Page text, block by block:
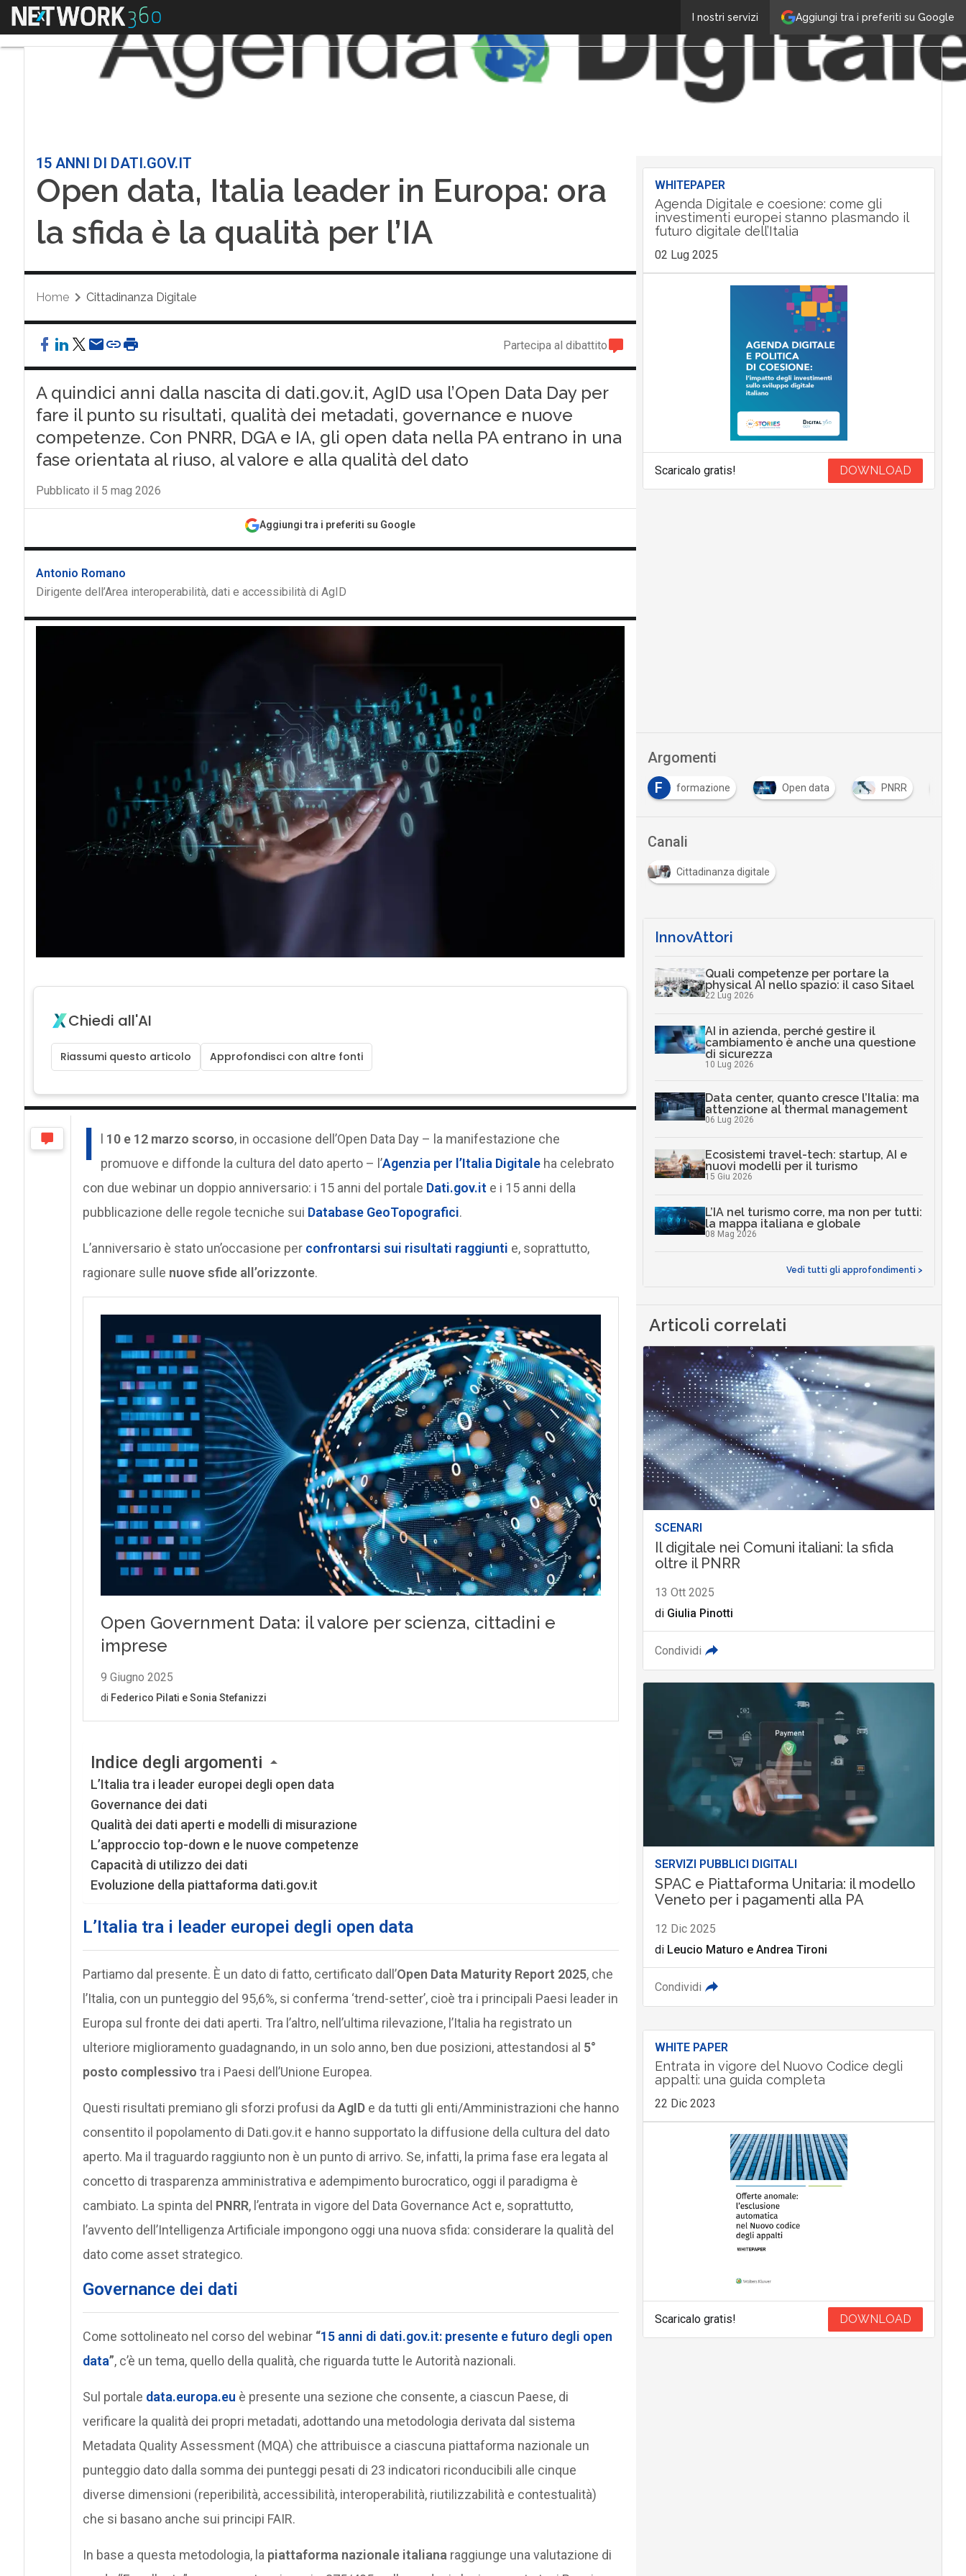
Aggiungi tra i preferiti su Google
I nostri servizi
Menu
15 ANNI DI DATI.GOV.IT
Open data, Italia leader in Europa: ora
la sfida è la qualità per l’IA
Home Cittadinanza Digitale
Partecipa al dibattito
A quindici anni dalla nascita di dati.gov.it, AgID usa l’Open Data Day per
fare il punto su risultati, qualità dei metadati, governance e nuove
competenze. Con PNRR, DGA e IA, gli open data nella PA entrano in una
fase orientata al riuso, al valore e alla qualità del dato
Pubblicato il 5 mag 2026
Aggiungi tra i preferiti su Google
Antonio Romano
Dirigente dell’Area interoperabilità, dati e accessibilità di AgID
Chiedi all'AI
Riassumi questo articolo Approfondisci con altre fonti
I l 10 e 12 marzo scorso, in occasione dell’Open Data Day – la manifestazione che
promuove e diffonde la cultura del dato aperto – l’Agenzia per l’Italia Digitaleha celebrato
con due webinar un doppio anniversario: i 15 anni del portale Dati.gov.it e i 15 anni della
pubblicazione delle regole tecniche sui Database GeoTopografici.
L’anniversario è stato un’occasione perconfrontarsi sui risultati raggiunti e, soprattutto,
ragionare sulle nuove sfide all’orizzonte.
Indice degli argomenti
L’Italia tra i leader europei degli open data
Governance dei dati
Qualità dei dati aperti e modelli di misurazione
L’approccio top-down e le nuove competenze
Capacità di utilizzo dei dati
Evoluzione della piattaforma dati.gov.it
L’Italia tra i leader europei degli open data
Partiamo dal presente. È un dato di fatto, certificato dall’Open Data Maturity Report 2025, che
l’Italia, con un punteggio del 95,6%, si conferma ‘trend-setter’, cioè tra i principali Paesi leader in
Europa sul fronte dei dati aperti. Tra l’altro, nell’ultima rilevazione, l’Italia ha registrato un
ulteriore miglioramento guadagnando, in un solo anno, ben due posizioni, attestandosi al 5°
posto complessivo tra i Paesi dell’Unione Europea.
Questi risultati premiano gli sforzi profusi da AgIDe da tutti gli enti/Amministrazioni che hanno
consentito il popolamento di Dati.gov.it e hanno supportato la diffusione della cultura del dato
aperto. Ma il traguardo raggiunto non è un punto di arrivo. Se, infatti, la prima fase era legata al
concetto di trasparenza amministrativa e adempimento burocratico, oggi il paradigma è
cambiato. La spinta del PNRR, l’entrata in vigore del Data Governance Act e, soprattutto,
l’avvento dell’Intelligenza Artificiale impongono oggi una nuova sfida: considerare la qualità del
dato come asset strategico.
Governance dei dati
Come sottolineato nel corso del webinar “15 anni di dati.gov.it: presente e futuro degli open
data”, c’è un tema, quello della qualità, che riguarda tutte le Autorità nazionali.
Sul portale data.europa.eu è presente una sezione che consente, a ciascun Paese, di
verificare la qualità dei propri metadati, adottando una metodologia derivata dal sistema
Metadata Quality Assessment (MQA) che attribuisce a ciascuna piattaforma nazionale un
punteggio dato dalla somma dei punteggi pesati di 23 indicatori riconducibili alle cinque
diverse dimensioni (reperibilità, accessibilità, interoperabilità, riutilizzabilità e contestualità)
che si basano anche sui principi FAIR.
In base a questa metodologia, la piattaforma nazionale italiana raggiunge una valutazione di
WHITEPAPER
Agenda Digitale e coesione: come gli
investimenti europei stanno plasmando il
futuro digitale dell’Italia
02 Lug 2025
Scaricalo gratis! DOWNLOAD
Argomenti
Agid Agenzia per l'Italia Digitale F formazione Open data PNRR
Canali
Cittadinanza digitale
InnovAttori
Quali competenze per portare la
physical AI nello spazio: il caso Sitael
22 Lug 2026
AI in azienda, perché gestire il
cambiamento è anche una questione
di sicurezza
10 Lug 2026
Data center, quanto cresce l’Italia: ma
attenzione al thermal management
06 Lug 2026
Ecosistemi travel-tech: startup, AI e
nuovi modelli per il turismo
15 Giu 2026
L’IA nel turismo corre, ma non per tutti:
la mappa italiana e globale
08 Mag 2026
Vedi tutti gli approfondimenti >
Articoli correlati
SCENARI
Il digitale nei Comuni italiani: la sfida
oltre il PNRR
13 Ott 2025
di Giulia Pinotti
Condividi
SERVIZI PUBBLICI DIGITALI
SPAC e Piattaforma Unitaria: il modello
Veneto per i pagamenti alla PA
12 Dic 2025
di Leucio Maturo e Andrea Tironi
Condividi
WHITE PAPER
Entrata in vigore del Nuovo Codice degli
appalti: una guida completa
22 Dic 2023
Scaricalo gratis! DOWNLOAD